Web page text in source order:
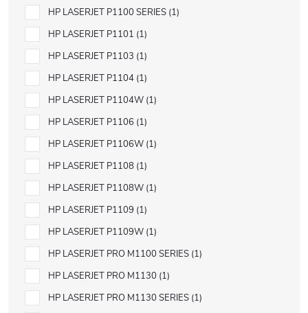
HP LASERJET P1100 SERIES 1
HP LASERJET P1101 1
HP LASERJET P1103 1
HP LASERJET P1104 1
HP LASERJET P1104W 1
HP LASERJET P1106 1
HP LASERJET P1106W 1
HP LASERJET P1108 1
HP LASERJET P1108W 1
HP LASERJET P1109 1
HP LASERJET P1109W 1
HP LASERJET PRO M1100 SERIES 1
HP LASERJET PRO M1130 1
HP LASERJET PRO M1130 SERIES 1